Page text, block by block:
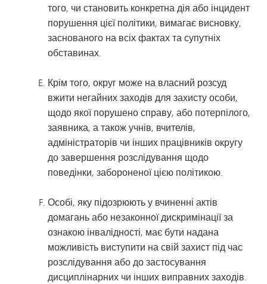
того, чи становить конкретна дія або інцидент
порушення цієї політики, вимагає висновку,
заснованого на всіх фактах та супутніх
обставинах.
Крім того, округ може на власний розсуд
вжити негайних заходів для захисту особи,
щодо якої порушено справу, або потерпілого,
заявника, а також учнів, вчителів,
адміністраторів чи інших працівників округу
до завершення розслідування щодо
поведінки, забороненої цією політикою.
Особі, яку підозрюють у вчиненні актів
домагань або незаконної дискримінації за
ознакою інвалідності, має бути надана
можливість виступити на свій захист під час
розслідування або до застосування
дисциплінарних чи інших виправних заходів.